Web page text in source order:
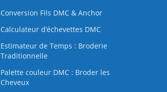
Conversion Fils DMC & Anchor
Calculateur d’échevettes DMC
Estimateur de Temps : Broderie
Traditionnelle
Palette couleur DMC : Broder les
Cheveux